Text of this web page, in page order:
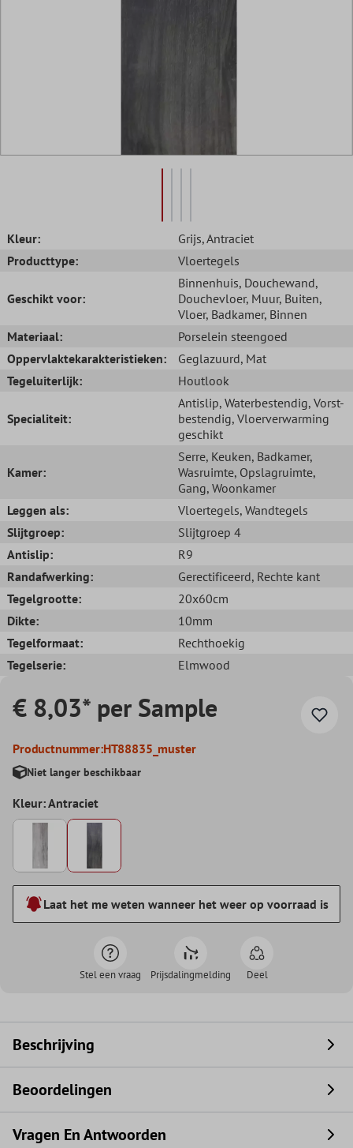
Kleur: Grijs, Antraciet
Producttype:
Vloertegels
Geschikt voor:
Binnenhuis, Douchewand,
Douchevloer, Muur, Buiten,
Vloer, Badkamer, Binnen
Materiaal:
Porselein steengoed
Oppervlaktekarakteristieken:
Geglazuurd, Mat
Tegeluiterlijk:
Houtlook
Specialiteit:
Antislip, Waterbestendig, Vorst-
bestendig, Vloerverwarming
geschikt
Kamer:
Serre, Keuken, Badkamer,
Wasruimte, Opslagruimte,
Gang, Woonkamer
Leggen als:
Vloertegels, Wandtegels
Slijtgroep:
Slijtgroep 4
Antislip:
R9
Randafwerking:
Gerectificeerd, Rechte kant
Tegelgrootte:
20x60cm
Dikte:
10mm
Tegelformaat:
Rechthoekig
Tegelserie:
Elmwood
€ 8,03* per Sample
Productnummer:HT88835_muster
Niet langer beschikbaar
Kleur: Antraciet
Laat het me weten wanneer het weer op voorraad is
Stel een vraag Prijsdalingmelding Deel
Beschrijving
Beoordelingen
Vragen En Antwoorden